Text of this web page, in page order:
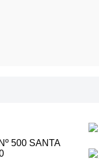
500 SANTA